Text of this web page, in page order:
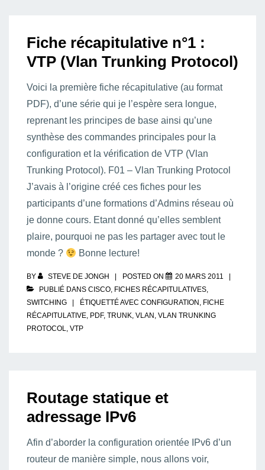
Fiche récapitulative n°1 :
VTP (Vlan Trunking Protocol)
Voici la première fiche récapitulative (au format
PDF), d’une série qui je l’espère sera longue,
reprenant les principes de base ainsi qu’une
synthèse des commandes principales pour la
configuration et la vérification de VTP (Vlan
Trunking Protocol). F01 – Vlan Trunking Protocol
J’avais à l’origine créé ces fiches pour les
participants d’une formations d’Admins réseau où
je donne cours. Etant donné qu’elles semblent
plaire, pourquoi ne pas les partager avec tout le
monde ?
Bonne lecture!
BY STEVE DE JONGH POSTED ON
20 MARS 2011
PUBLIÉ DANS CISCO, FICHES RÉCAPITULATIVES,
SWITCHING
ÉTIQUETTÉ AVEC CONFIGURATION , FICHE
RÉCAPITULATIVE, PDF, TRUNK, VLAN , VLAN TRUNKING
PROTOCOL, VTP
Routage statique et
adressage IPv6
Afin d’aborder la configuration orientée IPv6 d’un
routeur de manière simple, nous allons voir,